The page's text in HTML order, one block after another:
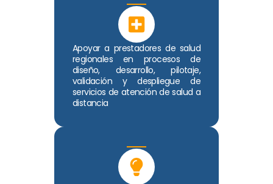
Apoyar a prestadores de salud
regionales en procesos de
diseño, desarrollo, pilotaje,
validación y despliegue de
servicios de atención de salud a
distancia